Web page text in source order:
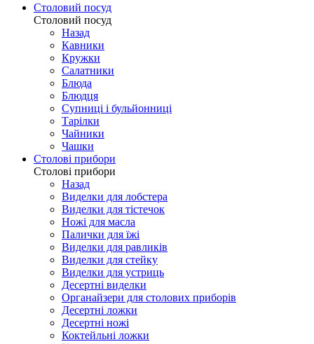
Столовий посуд
Столовий посуд
Назад
Кавники
Кружки
Салатники
Блюда
Блюдця
Супниці і бульйонниці
Тарілки
Чайники
Чашки
Столові прибори
Столові прибори
Назад
Виделки для лобстера
Виделки для тістечок
Ножі для масла
Палички для їжі
Виделки для равликів
Виделки для стейку
Виделки для устриць
Десертні виделки
Органайзери для столових приборів
Десертні ложки
Десертні ножі
Коктейльні ложки